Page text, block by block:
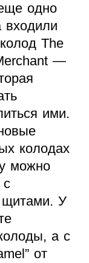
одно
входили
The
—
ими.
колодах
можно
с
щитами. У
а с
от